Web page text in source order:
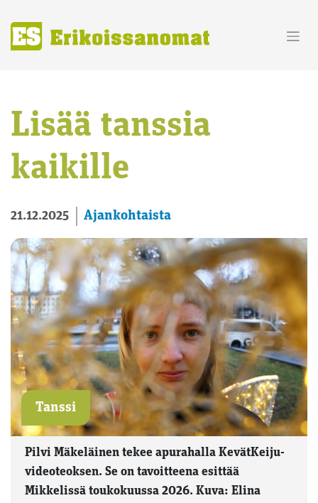
content
Lisää tanssia
kaikille
21.12.2025 Ajankohtaista
Tanssi
Pilvi Mäkeläinen tekee apurahalla KevätKeiju-
videoteoksen. Se on tavoitteena esittää
Mikkelissä toukokuussa 2026. Kuva: Elina